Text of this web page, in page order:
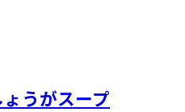
うがスープ